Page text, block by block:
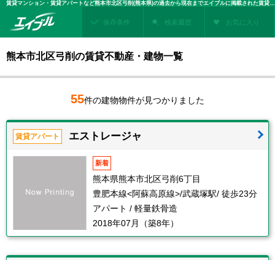
賃貸マンション・賃貸アパートなど熊本市北区弓削(熊本県)の過去から現在までエイブルに掲載された賃貸住宅情報・建物情報を検索！不動産賃貸を探すなら、お部屋探しのエイブル
保存条件 検索履歴 お気に入り
熊本市北区弓削の賃貸不動産・建物一覧
55件の建物物件が見つかりました
賃貸アパート エストレージャ
新着
熊本県熊本市北区弓削6丁目
豊肥本線<阿蘇高原線>/武蔵塚駅/ 徒歩23分
アパート / 軽量鉄骨造
2018年07月（築8年）